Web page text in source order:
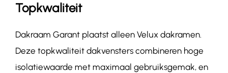
Topkwaliteit
Dakraam Garant plaatst alleen Velux dakramen.
Deze topkwaliteit dakvensters combineren hoge
isolatiewaarde met maximaal gebruiksgemak, en